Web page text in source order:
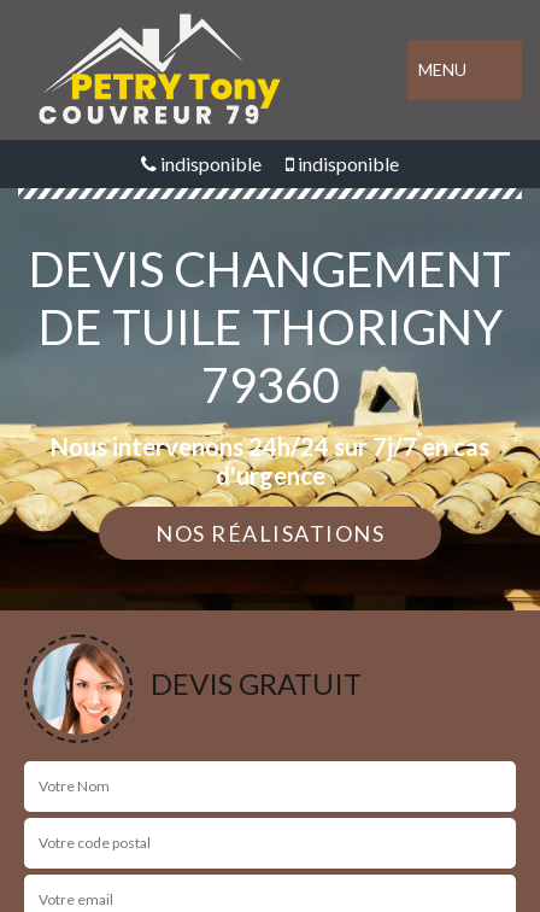
MENU
indisponible indisponible
DEVIS CHANGEMENT
DE TUILE THORIGNY
79360
Nous intervenons 24h/24 sur 7j/7 en cas
d'urgence
NOS RÉALISATIONS
DEVIS GRATUIT